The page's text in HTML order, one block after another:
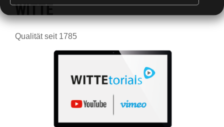
WITTE
Qualität seit 1785